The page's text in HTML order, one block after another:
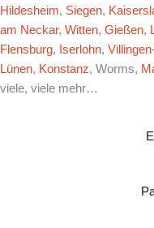
Hildesheim, Siegen,
am Neckar, Witten, Gießen,
Flensburg, Iserlohn,
Lünen, Konstanz, Worms,
viele, viele mehr…